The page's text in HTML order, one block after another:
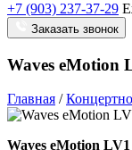
+7 (903) 237-37-29
Заказать звонок
Waves eMotion
Главная /
Waves eMotion